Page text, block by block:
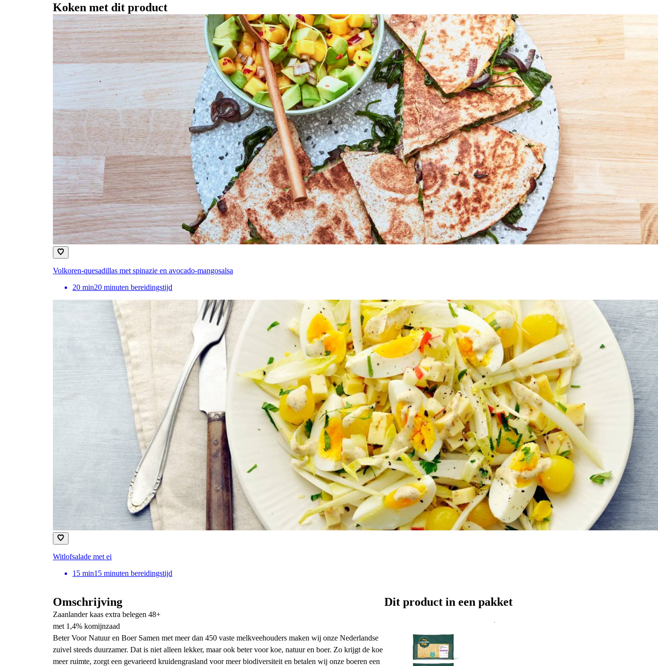
Koken met dit product
Volkoren-quesadillas met spinazie en avocado-mangosalsa
20 min20 minuten bereidingstijd
Witlofsalade met ei
15 min15 minuten bereidingstijd
Omschrijving
Zaanlander kaas extra belegen 48+
met 1,4% komijnzaad
Beter Voor Natuur en Boer Samen met meer dan 450 vaste melkveehouders maken wij onze Nederlandse
zuivel steeds duurzamer. Dat is niet alleen lekker, maar ook beter voor koe, natuur en boer. Zo krijgt de koe
meer ruimte, zorgt een gevarieerd kruidengrasland voor meer biodiversiteit en betalen wij onze boeren een
Dit product in een pakket